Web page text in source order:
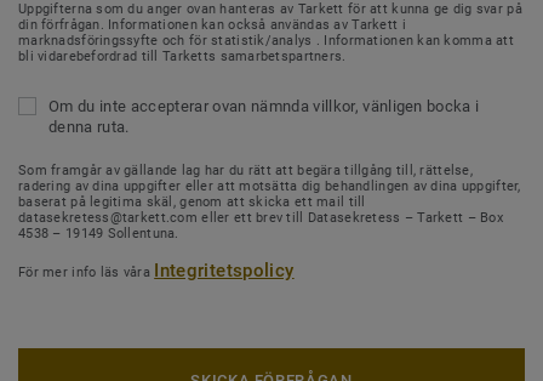
Uppgifterna som du anger ovan hanteras av Tarkett för att kunna ge dig svar på
din förfrågan. Informationen kan också användas av Tarkett i
marknadsföringssyfte och för statistik/analys . Informationen kan komma att
bli vidarebefordrad till Tarketts samarbetspartners.
Om du inte accepterar ovan nämnda villkor, vänligen bocka i
denna ruta.
Som framgår av gällande lag har du rätt att begära tillgång till, rättelse,
radering av dina uppgifter eller att motsätta dig behandlingen av dina uppgifter,
baserat på legitima skäl, genom att skicka ett mail till
datasekretess@tarkett.com eller ett brev till Datasekretess – Tarkett – Box
4538 – 19149 Sollentuna.
För mer info läs våra Integritetspolicy